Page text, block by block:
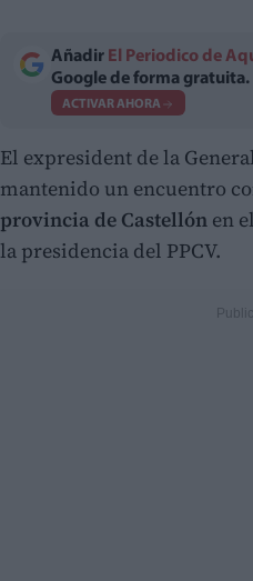
Añadir El Periodico de
Google de forma gratuita.
ACTIVAR AHORA
El expresident de la
mantenido un encuentro
provincia de Castellón en
la presidencia del PPCV.